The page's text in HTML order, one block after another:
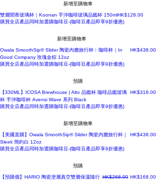
新增至購物車
雙層聞香玻璃杯｜Koonan 手沖咖啡玻璃品鑑杯 150ml價格
HK$128.00
購買全店產品同時加選購咖啡豆-(咖啡豆產品即享9折優惠)
新增至購物車
Owala SmoothSip® Slider 陶瓷內膽旅行杯︳咖啡杯｜In
Good Company 玫瑰金棕 12oz
價格
HK$438.00
購買全店產品同時加選購咖啡豆-(咖啡豆產品即享9折優惠)
預購
【330ML】ICOSA Brewhouse | Alto 品鑑杯 咖啡品鑑玻璃
杯 手沖咖啡杯 Avensi Wave 系列 Black
價格
HK$318.00
購買全店產品同時加選購咖啡豆-(咖啡豆產品即享9折優惠)
新增至購物車
【美國直購】Owala SmoothSip® Slider 陶瓷內膽旅行杯｜
Sleek 簡約白 12oz
價格
HK$438.00
購買全店產品同時加選購咖啡豆-(咖啡豆產品即享9折優惠)
預購
【預購價】HARIO 陶瓷塗層真空雙層保溫隨行 一般價格
HK$268.00 促銷價格
HK$168.00